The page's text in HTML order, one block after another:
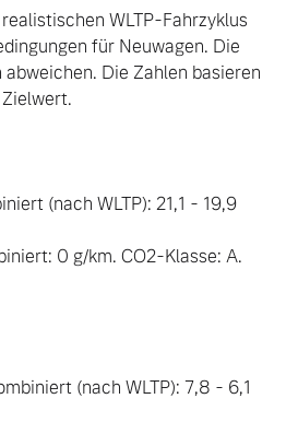
WLTP-Fahrzyklus
für Neuwagen. Die
Die Zahlen basieren
(nach WLTP): 21,1 - 19,9
0 g/km. CO2-Klasse: A.
(nach WLTP): 7,8 - 6,1